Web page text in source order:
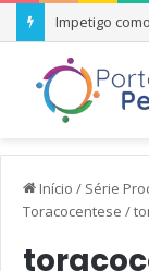
Impetigo
Início / Série
Toracocentese /